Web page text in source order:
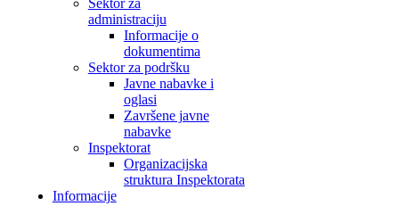
Sektor za
administraciju
Informacije o
dokumentima
Sektor za podršku
Javne nabavke i
oglasi
Završene javne
nabavke
Inspektorat
Organizacijska
struktura Inspektorata
Informacije